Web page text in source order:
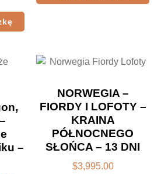
–
NORWEGIA –
FIORDY I LOFOTY –
KRAINA
PÓŁNOCNEGO
SŁOŃCA – 13 DNI
$3,995.00